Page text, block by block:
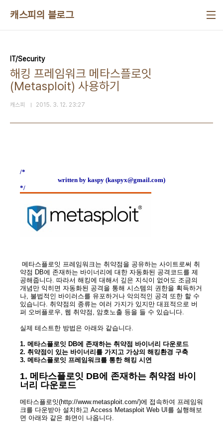
캐스피의 블로그
IT/Security
해킹 프레임워크 메타스플로잇
(Metasploit) 사용하기
캐스피 2015. 3. 12. 23:27
/*
written by kaspy (kaspyx@gmail.com)
*/
메타스플로잇 프레임워크는 취약점을 공유하는 사이트로써 취
약점 DB에 존재하는 바이너리에 대한 자동화된 공격코드를 제
공해줍니다. 따라서 해킹에 대해서 깊은 지식이 없어도 조금의
개념만 익히면 자동화된 공격을 통해 시스템의 권한을 획득하거
나, 불법적인 바이러스를 유포하거나 악의적인 공격 또한 할 수
있습니다. 취약점의 종류는 여러 가지가 있지만 대표적으로 버
퍼 오버플로우, 웹 취약점, 암호노출 등을 들 수 있습니다.
실제 테스트한 방법은 아래와 같습니다.
1. 메타스플로잇 DB에 존재하는 취약점 바이너리 다운로드
2. 취약점이 있는 바이너리를 가지고 가상의 해킹환경 구축
3. 메타스플로잇 프레임워크를 통한 해킹 시연
1. 메타스플로잇 DB에 존재하는 취약점 바이
너리 다운로드
메타스플로잇(http://www.metasploit.com/)에 접속하여 프레임워
크를 다운받아 설치하고 Access Metasploit Web UI를 실행해보
면 아래와 같은 화면이 나옵니다.